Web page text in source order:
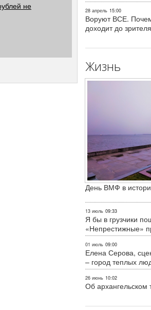
не
28 апрель 15:00
Воруют ВСЕ.
доходит до зрителя
Жизнь
День ВМФ в
13 июль 09:33
Я бы в грузчики
«Непрестижные»
01 июль 09:00
Елена Серова,
– город теплых
26 июнь 10:02
Об архангельском